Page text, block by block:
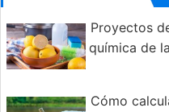
Proyectos
química de
Cómo